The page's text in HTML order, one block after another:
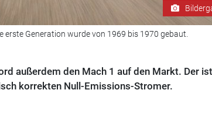
erste Generation wurde von 1969 bis 1970 gebaut.
außerdem den Mach 1 auf den Markt. Der ist
korrekten Null-Emissions-Stromer.